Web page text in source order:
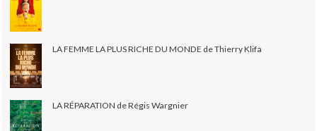
LA FEMME LA PLUS RICHE DU MONDE de Thierry Klifa
LA RÉPARATION de Régis Wargnier